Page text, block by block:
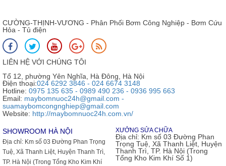
CƯỜNG-THỊNH-VƯƠNG - Phân Phối Bơm Công Nghiệp - Bơm Cứu
Hỏa - Tủ điện
LIÊN HỆ VỚI CHÚNG TÔI
Tổ 12, phường Yên Nghĩa, Hà Đông, Hà Nội
Điện thoại:024 6292 3846 - 024 6674 3148
Hotline: 0975 135 635 - 0989 490 236 - 0936 995 663
Email: maybomnuoc24h@gmail.com -
suamaybomcongnghiep@gmail.com
Website: http://maybomnuoc24h.com.vn/
SHOWROOM HÀ NỘI
Địa chỉ: Km số 03 Đường Phan Trọng
Tuệ, Xã Thanh Liệt, Huyện Thanh Trì,
TP. Hà Nội (Trong Tổng Kho Kim Khí
XƯỞNG SỬA CHỮA
Địa chỉ: Km số 03 Đường Phan
Trọng Tuệ, Xã Thanh Liệt, Huyện
Thanh Trì, TP. Hà Nội (Trong
Tổng Kho Kim Khí Số 1)